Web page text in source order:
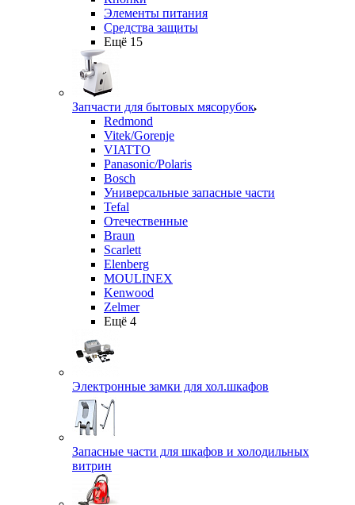
Элементы питания
Средства защиты
Ещё 15
Запчасти для бытовых мясорубок
Redmond
Vitek/Gorenje
VIATTO
Panasonic/Polaris
Bosch
Универсальные запасные части
Tefal
Отечественные
Braun
Scarlett
Elenberg
MOULINEX
Kenwood
Zelmer
Ещё 4
Электронные замки для хол.шкафов
Запасные части для шкафов и холодильных
витрин